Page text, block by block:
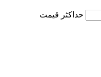
حداكثر قيمت